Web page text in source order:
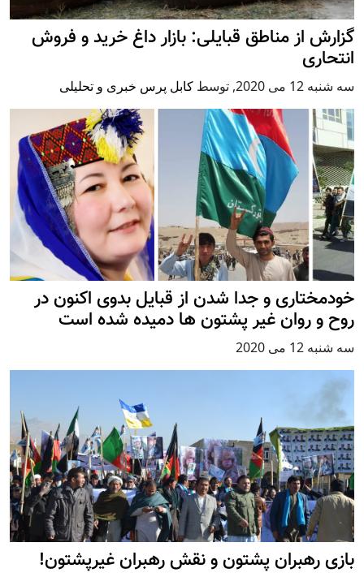
گزارش از مناطق قبایلی: بازار داغ خرید و فروش
انتحاری
سه شنبه 12 می 2020 , توسط کابل پرس خبری و تحلیلی
خودمختاری و جدا شدن از قبایل بدوی اکنون در
روح و روان غیر پشتون ها دمیده شده است
سه شنبه 12 می 2020
بازی رهبران پشتون و نقش رهبران غیرپشتون!